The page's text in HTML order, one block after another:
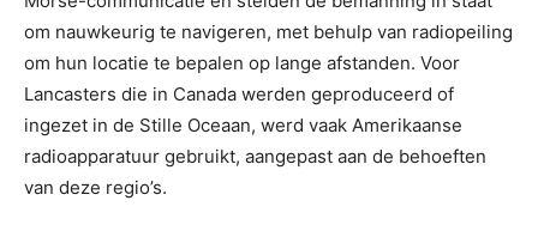
om nauwkeurig te navigeren, met behulp van radiopeiling
om hun locatie te bepalen op lange afstanden. Voor
Lancasters die in Canada werden geproduceerd of
ingezet in de Stille Oceaan, werd vaak Amerikaanse
radioapparatuur gebruikt, aangepast aan de behoeften
van deze regio’s.